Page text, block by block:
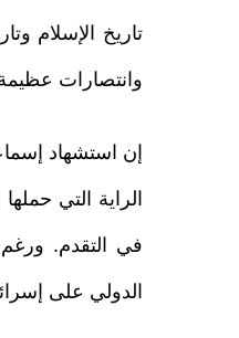
تاريخ الإسلام
وانتصارات
إن استشهاد
الراية التي
في التقدم.
الدولي على